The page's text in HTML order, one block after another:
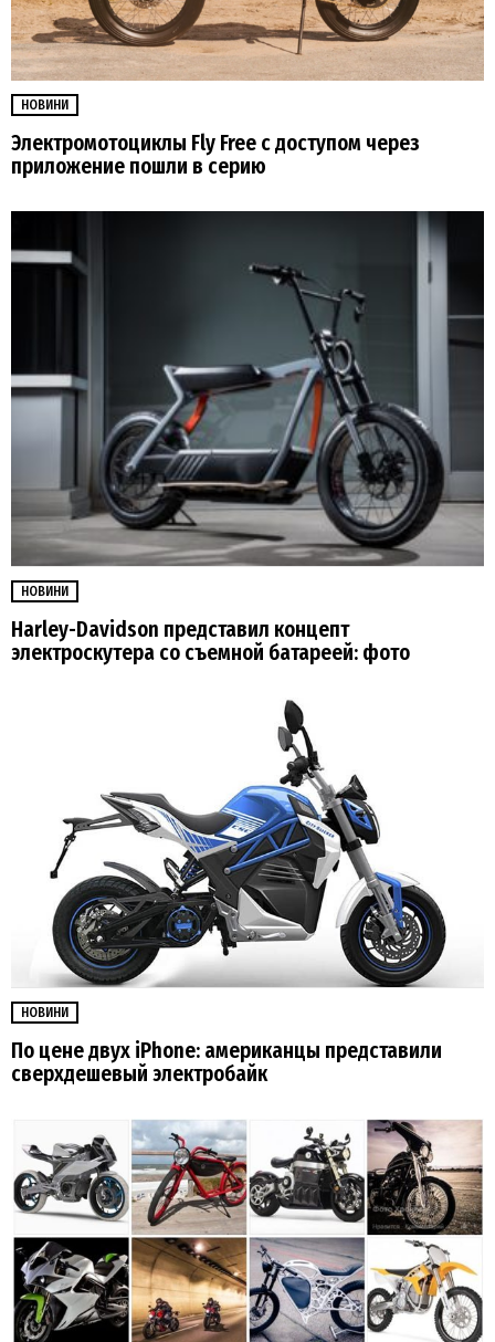
НОВИНИ
Электромотоциклы Fly Free с доступом через
приложение пошли в серию
НОВИНИ
Harley-Davidson представил концепт
электроскутера со съемной батареей: фото
НОВИНИ
По цене двух iPhone: американцы представили
сверхдешевый электробайк